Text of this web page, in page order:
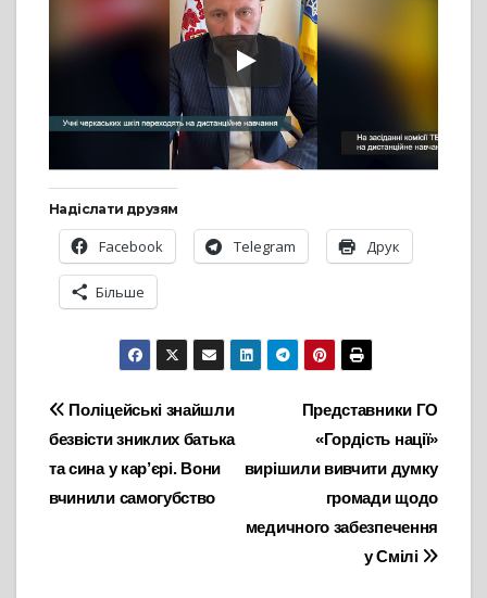
Надіслати друзям
Facebook Telegram Друк
Більше
Навігація
записів
Представники ГО
«Гордість нації»
вирішили вивчити думку
громади щодо
медичного забезпечення
у Смілі
Поліцейські знайшли
безвісти зниклих батька
та сина у кар’єрі. Вони
вчинили самогубство